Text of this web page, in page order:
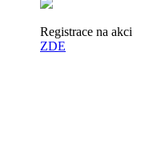
Registrace na akci
ZDE